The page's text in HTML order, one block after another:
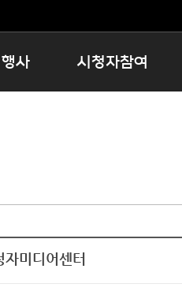
사
페스타
라톤
시청자참여
미디어센터